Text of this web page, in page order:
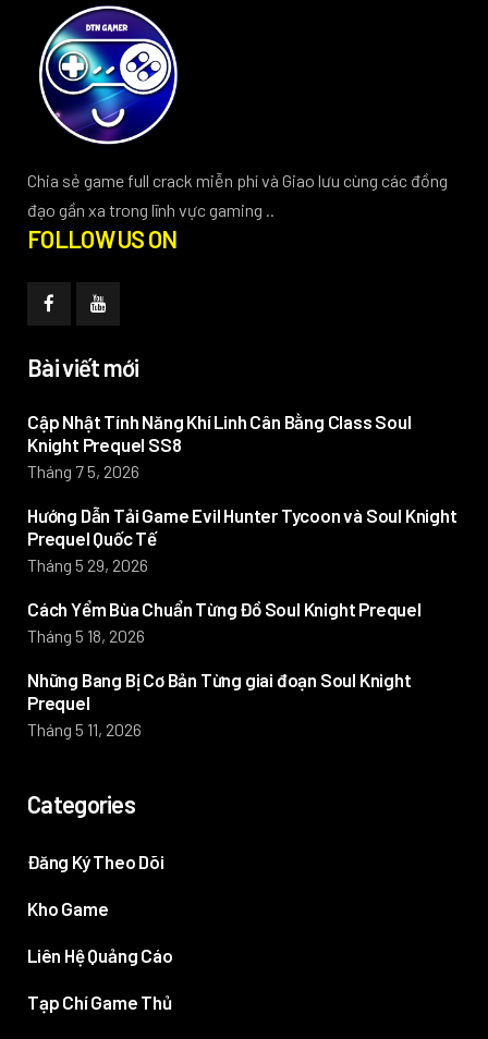
Chia sẻ game full crack miễn phí và Giao lưu cùng các đồng
đạo gần xa trong lĩnh vực gaming ..
FOLLOW US ON
Bài viết mới
Cập Nhật Tính Năng Khí Linh Cân Bằng Class Soul
Knight Prequel SS8
Tháng 7 5, 2026
Hướng Dẫn Tải Game Evil Hunter Tycoon và Soul Knight
Prequel Quốc Tế
Tháng 5 29, 2026
Cách Yểm Bùa Chuẩn Từng Đồ Soul Knight Prequel
Tháng 5 18, 2026
Những Bang Bị Cơ Bản Từng giai đoạn Soul Knight
Prequel
Tháng 5 11, 2026
Categories
Đăng Ký Theo Dõi
Kho Game
Liên Hệ Quảng Cáo
Tạp Chí Game Thủ